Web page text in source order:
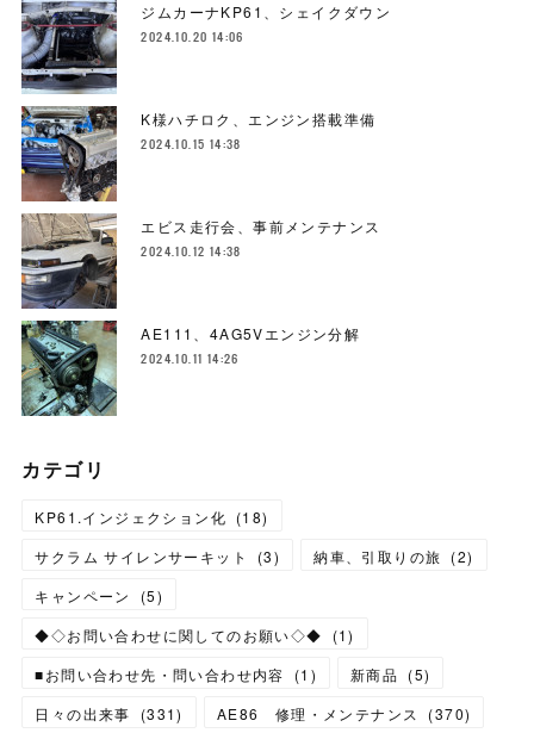
ジムカーナKP61、シェイクダウン
2024.10.20 14:06
K様ハチロク、エンジン搭載準備
2024.10.15 14:38
エビス走行会、事前メンテナンス
2024.10.12 14:38
AE111、4AG5Vエンジン分解
2024.10.11 14:26
カテゴリ
KP61.インジェクション化 (18)
サクラム サイレンサーキット
(3) 納車、引取りの旅 (2)
キャンペーン
(5)
◆◇お問い合わせに関してのお願い◇◆
(1)
■お問い合わせ先・問い合わせ内容
(1 ) 新商品 (5)
日々の出来事
(331) AE86 修理・メンテナンス (370)